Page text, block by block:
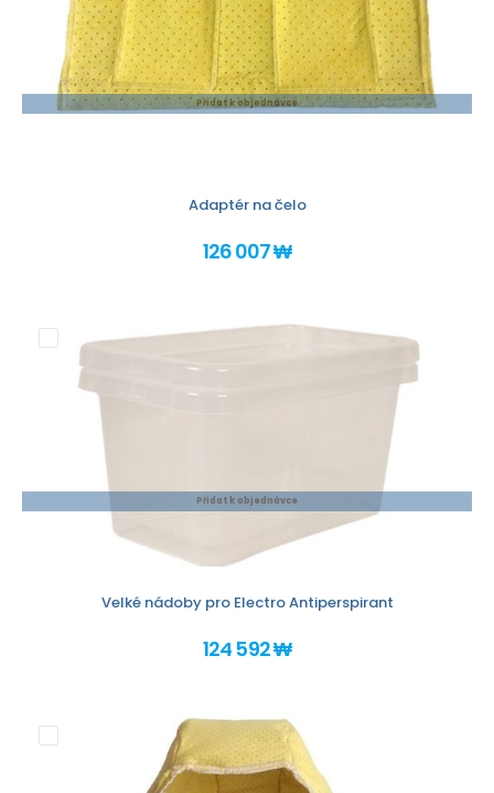
Přidat k objednávce
Adaptér na čelo
126 007 ₩
Přidat k objednávce
Velké nádoby pro Electro Antiperspirant
124 592 ₩